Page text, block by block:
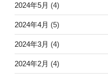
2024年5月 (4)
2024年4月 (5)
2024年3月 (4)
2024年2月 (4)